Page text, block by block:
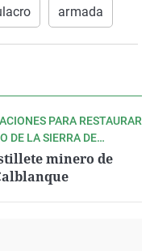
armada
PARA RESTAURAR
DE LA SIERRA DE
minero de